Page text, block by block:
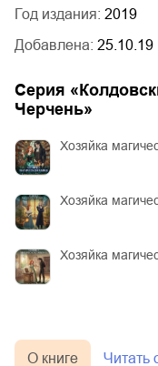
Год издания: 2019
Добавлена: 25.10.19
Серия «
Черчень»
Хозяйка
Хозяйка
Хозяйка
О книге Читать